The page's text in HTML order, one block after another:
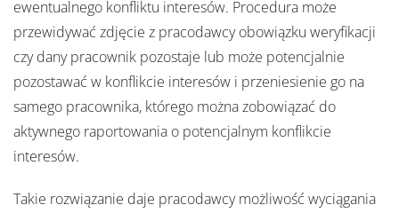
ewentualnego konfliktu interesów. Procedura może
przewidywać zdjęcie z pracodawcy obowiązku weryfikacji
czy dany pracownik pozostaje lub może potencjalnie
pozostawać w konflikcie interesów i przeniesienie go na
samego pracownika, którego można zobowiązać do
aktywnego raportowania o potencjalnym konflikcie
interesów.
Takie rozwiązanie daje pracodawcy możliwość wyciągania